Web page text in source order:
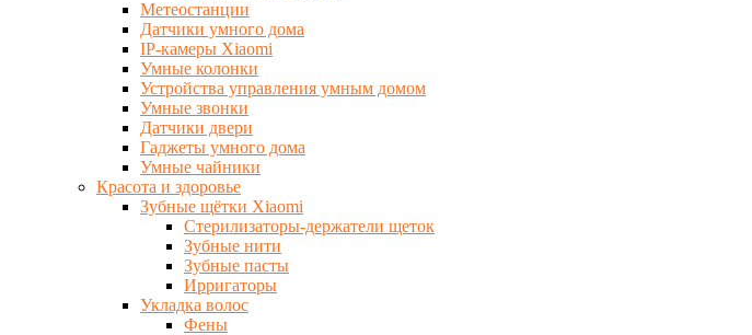
Метеостанции
Датчики умного дома
IP-камеры Xiaomi
Умные колонки
Устройства управления умным домом
Умные звонки
Датчики двери
Гаджеты умного дома
Умные чайники
Красота и здоровье
Зубные щётки Xiaomi
Стерилизаторы-держатели щеток
Зубные нити
Зубные пасты
Ирригаторы
Укладка волос
Фены